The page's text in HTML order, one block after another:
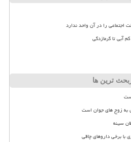
را در آن واحد ندارد
آبی تا گرمازدگی
ترین ها
سینه
برخی داروهای چاقی